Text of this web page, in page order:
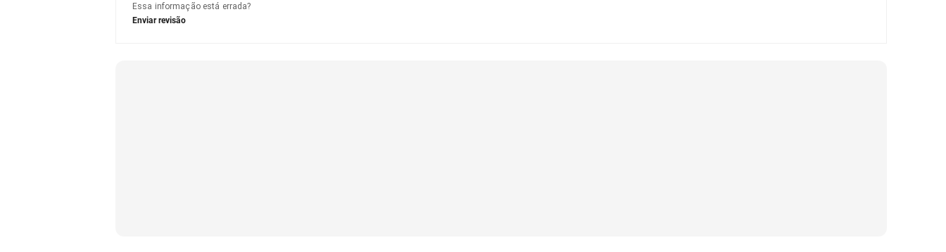
Essa informação está errada?
Enviar revisão